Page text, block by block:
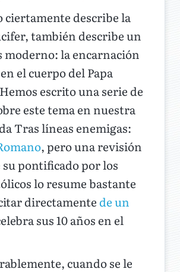
ciertamente describe la
también describe un
moderno: la encarnación
el cuerpo del Papa
escrito una serie de
este tema en nuestra
Tras líneas enemigas:
, pero una revisión
su pontificado por los
lo resume bastante
directamente de un
sus 10 años en el
cuando se le